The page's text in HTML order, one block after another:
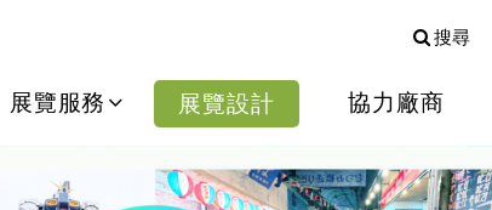
搜尋
展覽服務 展覽設計 協力廠商